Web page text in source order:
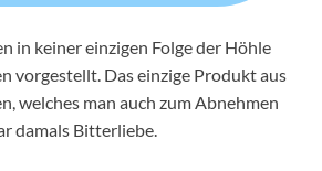
in keiner einzigen Folge der Höhle
vorgestellt. Das einzige Produkt aus
welches man auch zum Abnehmen
damals Bitterliebe.